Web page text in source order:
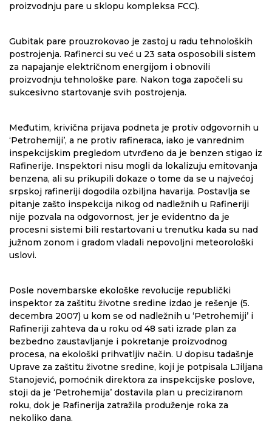
proizvodnju pare u sklopu kompleksa FCC).
Gubitak pare prouzrokovao je zastoj u radu tehnoloških
postrojenja. Rafinerci su već u 23 sata osposobili sistem
za napajanje električnom energijom i obnovili
proizvodnju tehnološke pare. Nakon toga započeli su
sukcesivno startovanje svih postrojenja.
Međutim, krivična prijava podneta je protiv odgovornih u
‘Petrohemiji’, a ne protiv rafineraca, iako je vanrednim
inspekcijskim pregledom utvrđeno da je benzen stigao iz
Rafinerije. Inspektori nisu mogli da lokalizuju emitovanja
benzena, ali su prikupili dokaze o tome da se u najvećoj
srpskoj rafineriji dogodila ozbiljna havarija. Postavlja se
pitanje zašto inspekcija nikog od nadležnih u Rafineriji
nije pozvala na odgovornost, jer je evidentno da je
procesni sistemi bili restartovani u trenutku kada su nad
južnom zonom i gradom vladali nepovoljni meteorološki
uslovi.
Posle novembarske ekološke revolucije republički
inspektor za zaštitu životne sredine izdao je rešenje (5.
decembra 2007) u kom se od nadležnih u ‘Petrohemiji’ i
Rafineriji zahteva da u roku od 48 sati izrade plan za
bezbedno zaustavljanje i pokretanje proizvodnog
procesa, na ekološki prihvatljiv način. U dopisu tadašnje
Uprave za zaštitu životne sredine, koji je potpisala LJiljana
Stanojević, pomoćnik direktora za inspekcijske poslove,
stoji da je ‘Petrohemija’ dostavila plan u preciziranom
roku, dok je Rafinerija zatražila produženje roka za
nekoliko dana.